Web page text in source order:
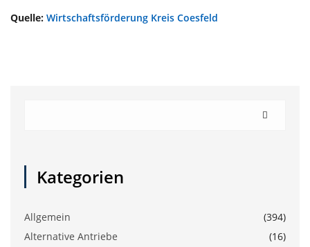
Quelle: Wirtschaftsförderung Kreis Coesfeld
Kategorien
Allgemein
(394)
Alternative Antriebe
(16)